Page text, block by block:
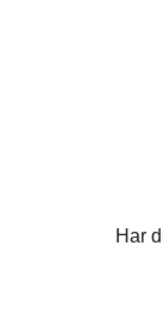
Har